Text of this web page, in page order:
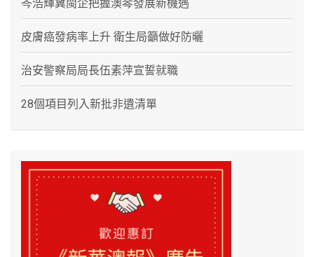
岑浩輝冀閩企把握澳琴發展新機遇
皮膚癌發病率上升 衛生局籲做好防曬
治安警察局局長伍素萍宣誓就職
28個項目列入新批非遺清單